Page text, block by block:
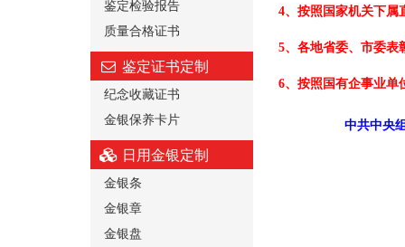
鉴定检验报告
质量合格证书
鉴定证书定制
纪念收藏证书
金银保养卡片
日用金银定制
金银条
金银章
金银盘
4、按照国家机关下属
5、各地省委、市委表
6、按照国有企事业单
中共中央